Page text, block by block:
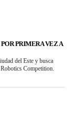
PRIMERA VEZ A
del Este y busca
Competition.